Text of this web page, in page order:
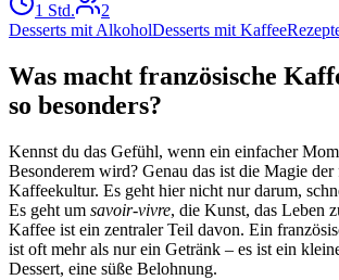
1 Std.
2
Desserts mit AlkoholDesserts mit Kaffee
Was macht französische
so besonders?
Kennst du das Gefühl, wenn ein einfacher
Besonderem wird? Genau das ist die Magie der
Kaffeekultur. Es geht hier nicht nur darum,
Es geht um savoir-vivre, die Kunst, das Leben
Kaffee ist ein zentraler Teil davon. Ein
ist oft mehr als nur ein Getränk – es ist ein
Dessert, eine süße Belohnung.